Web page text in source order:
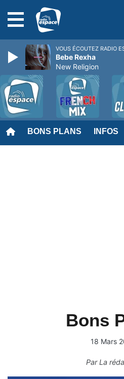
BONS PLANS INFOS
Bons
18 Mars
ParLa
VOUS ÉCOUTEZ RADIO
Bebe Rexha
New Religion